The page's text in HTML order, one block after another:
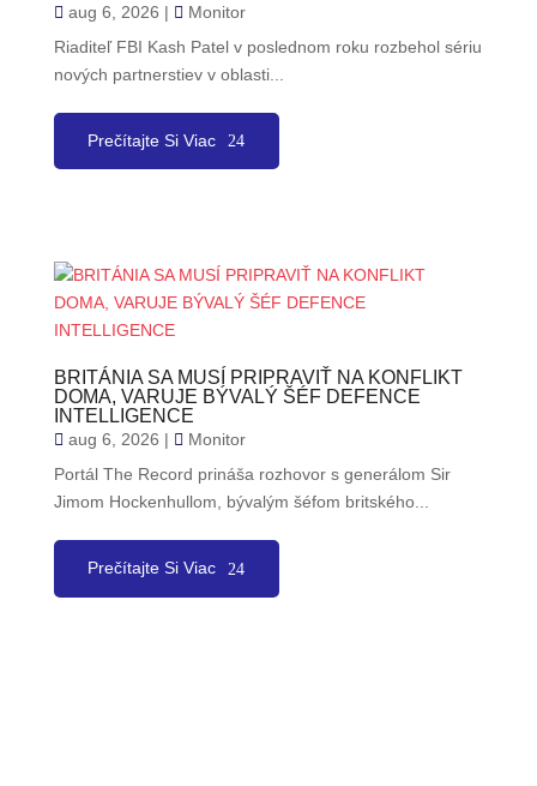
aug 6, 2026 |
Monitor
Riaditeľ FBI Kash Patel v poslednom roku rozbehol sériu
nových partnerstiev v oblasti...
Prečítajte Si Viac
BRITÁNIA SA MUSÍ PRIPRAVIŤ NA KONFLIKT
DOMA, VARUJE BÝVALÝ ŠÉF DEFENCE
INTELLIGENCE
aug 6, 2026 |
Monitor
Portál The Record prináša rozhovor s generálom Sir
Jimom Hockenhullom, bývalým šéfom britského...
Prečítajte Si Viac